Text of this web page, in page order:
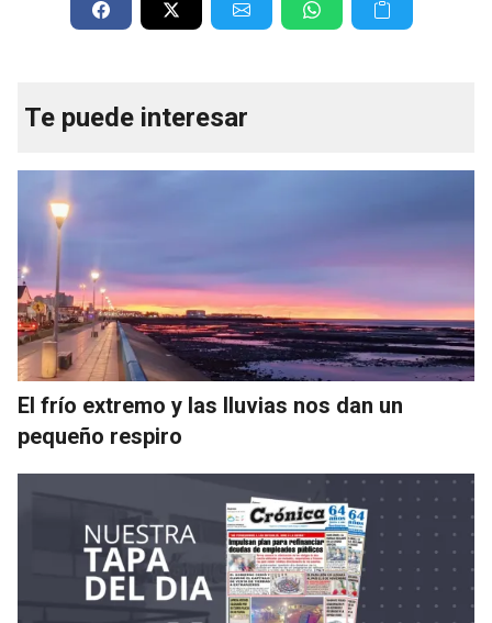
Te puede interesar
El frío extremo y las lluvias nos dan un
pequeño respiro